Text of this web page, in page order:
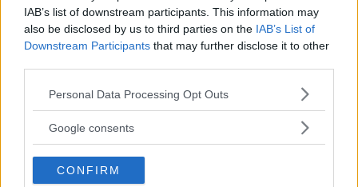
IAB’s list of downstream participants. This information may
also be disclosed by us to third parties on the IAB’s List of
Downstream Participants that may further disclose it to other
Please note that this website/app uses one or more Google
not limited to your visit or usage behaviour. You may click to
use your data for below specified purposes in below Google
consent section.
Personal Data Processing Opt Outs
Google consents
CONFIRM
Avnjut brunch, lunch & middag och skaldjur på en
båttur i Göteborg.!